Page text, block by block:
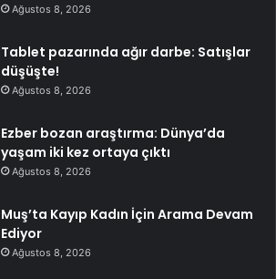
Ağustos 8, 2026
Tablet pazarında ağır darbe: Satışlar
düşüşte!
Ağustos 8, 2026
Ezber bozan araştırma: Dünya’da
yaşam iki kez ortaya çıktı
Ağustos 8, 2026
Muş’ta Kayıp Kadın İçin Arama Devam
Ediyor
Ağustos 8, 2026